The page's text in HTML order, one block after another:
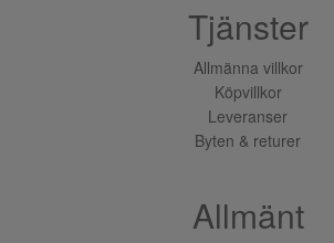
Tjänster
Allmänna villkor
Köpvillkor
Leveranser
Byten & returer
Allmänt